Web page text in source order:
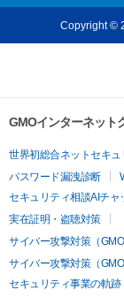
Copyright ©
GMOインターネット
世界初総合ネットセキュ
パスワード漏洩診断
セキュリティ相談AIチャ
実在証明・盗聴対策
サイバー攻撃対策（
サイバー攻撃対策（GMO
セキュリティ事業の軌跡